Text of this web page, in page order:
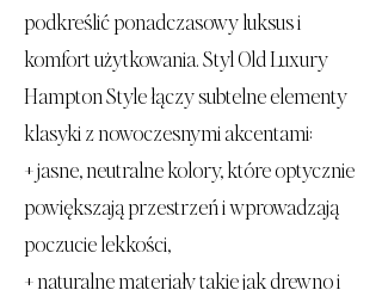
podkreślić ponadczasowy luksus i
komfort użytkowania. Styl Old Luxury
Hampton Style łączy subtelne elementy
klasyki z nowoczesnymi akcentami:
+ jasne, neutralne kolory, które optycznie
powiększają przestrzeń i wprowadzają
poczucie lekkości,
+ naturalne materiały takie jak drewno i